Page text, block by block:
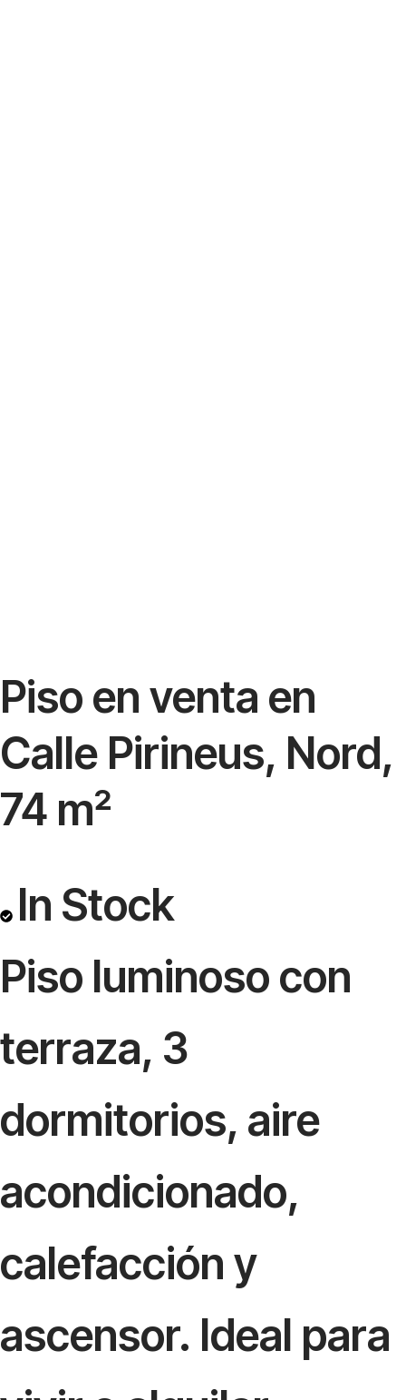
Piso en venta en
Calle Pirineus, Nord,
74 m²
In Stock
Piso luminoso con
terraza, 3
dormitorios, aire
acondicionado,
calefacción y
ascensor. Ideal para